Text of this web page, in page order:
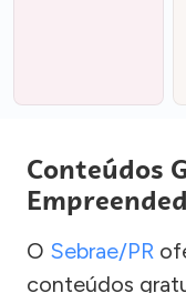
Conteúdos
O Sebrae/PR
conteúdos